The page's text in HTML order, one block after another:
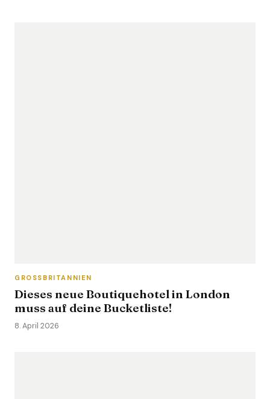
GROSSBRITANNIEN
Dieses neue Boutiquehotel in London
muss auf deine Bucketliste!
8. April 2026